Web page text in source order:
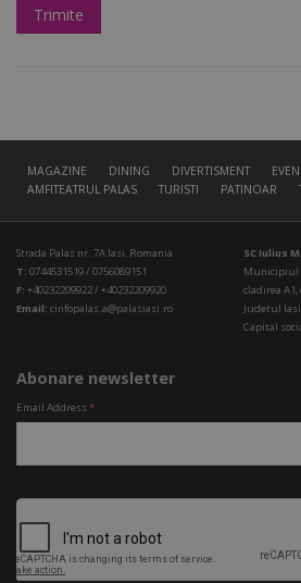
MAGAZINE DINING DIVERTISMENT
AMFITEATRUL PALAS
TURISTI PATINOAR
Strada Palas nr. 7A Iasi, Romania
T: 0744531519 / 0756089151
F: +40232209922 / +40232209920
Email: cinfopalas.a@palasiasi.ro
SC Iulius
Municipiul
cladirea
Judetul Iasi,
Capital
Abonare newsletter
Email Address*